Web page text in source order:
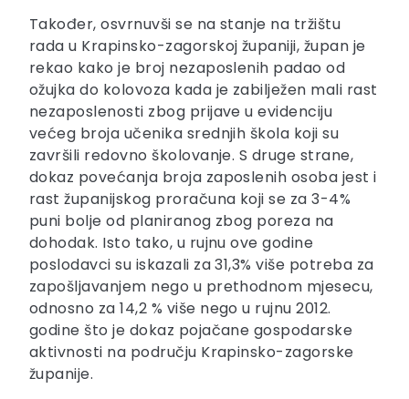
Također, osvrnuvši se na stanje na tržištu
rada u Krapinsko-zagorskoj županiji, župan je
rekao kako je broj nezaposlenih padao od
ožujka do kolovoza kada je zabilježen mali rast
nezaposlenosti zbog prijave u evidenciju
većeg broja učenika srednjih škola koji su
završili redovno školovanje. S druge strane,
dokaz povećanja broja zaposlenih osoba jest i
rast županijskog proračuna koji se za 3-4%
puni bolje od planiranog zbog poreza na
dohodak. Isto tako, u rujnu ove godine
poslodavci su iskazali za 31,3% više potreba za
zapošljavanjem nego u prethodnom mjesecu,
odnosno za 14,2 % više nego u rujnu 2012.
godine što je dokaz pojačane gospodarske
aktivnosti na području Krapinsko-zagorske
županije.